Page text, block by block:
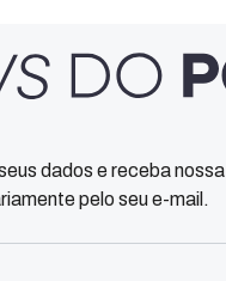
dados e receba
pelo seu e-mail.